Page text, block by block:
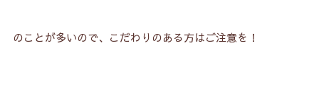
のことが多いので、こだわりのある方はご注意を！